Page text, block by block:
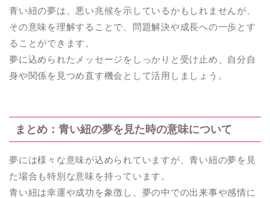
青い紐の夢は、悪い兆候を示しているかもしれませんが、
その意味を理解することで、問題解決や成長への一歩とす
ることができます。
夢に込められたメッセージをしっかりと受け止め、自分自
身や関係を見つめ直す機会として活用しましょう。
まとめ：青い紐の夢を見た時の意味について
夢には様々な意味が込められていますが、青い紐の夢を見
た場合も特別な意味を持っています。
青い紐は幸運や成功を象徴し、夢の中での出来事や感情に